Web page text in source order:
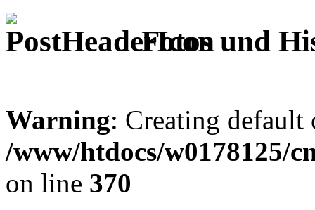
Fotos und
Warning: Creating
/www/htdocs/w0178125/
on line 370